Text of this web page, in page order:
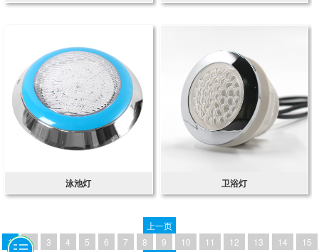
泳池灯 卫浴灯
上一页
1
2 3 4 5 6 7 8 9 10 11 12 13 14 15